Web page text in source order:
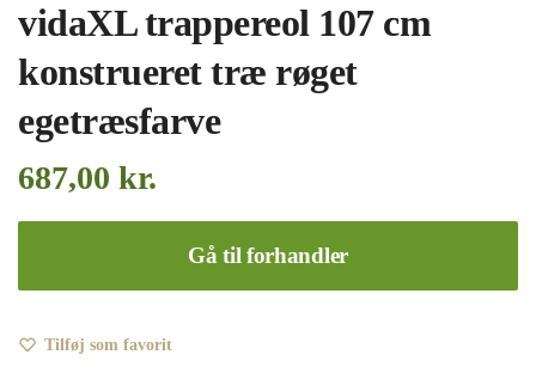
vidaXL trappereol 107 cm
konstrueret træ røget
egetræsfarve
687,00 kr.
Gå til forhandler
Tilføj som favorit